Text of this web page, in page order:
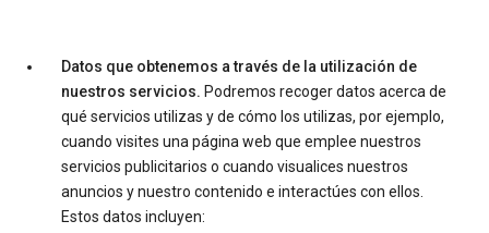
Datos que obtenemos a través de la utilización de
nuestros servicios. Podremos recoger datos acerca de
qué servicios utilizas y de cómo los utilizas, por ejemplo,
cuando visites una página web que emplee nuestros
servicios publicitarios o cuando visualices nuestros
anuncios y nuestro contenido e interactúes con ellos.
Estos datos incluyen: